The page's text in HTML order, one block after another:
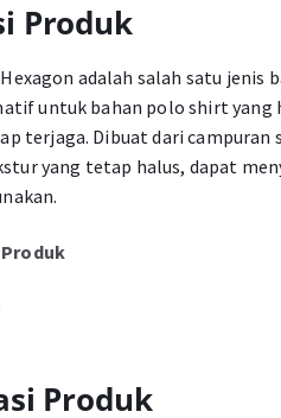
Produk
Hexagon adalah salah satu jenis
untuk bahan polo shirt yang
terjaga. Dibuat dari
yang tetap halus, dapat
Produk